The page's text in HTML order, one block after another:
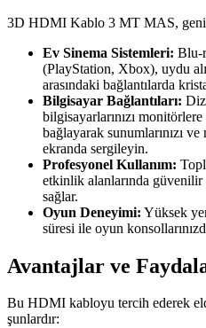
3D HDMI Kablo 3 MT MAS,
Ev Sinema Sistemleri: Blu-
(PlayStation, Xbox), uydu
arasındaki bağlantılarda
Bilgisayar Bağlantıları:
bilgisayarlarınızı
bağlayarak sunumlarınızı
ekranda sergileyin.
Profesyonel Kullanım:
etkinlik alanlarında güvenilir
sağlar.
Oyun Deneyimi: Yüksek
süresi ile oyun
Avantajlar ve
Bu HDMI kabloyu tercih ederek
şunlardır: